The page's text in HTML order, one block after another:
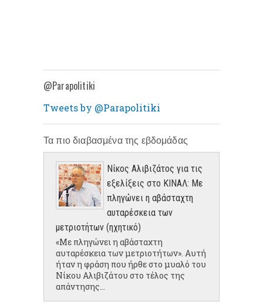
@Parapolitiki
Tweets by @Parapolitiki
Τα πιο διαβασμένα της εβδομάδας
Νίκος Αλιβιζάτος για τις
εξελίξεις στο ΚΙΝΑΛ: Με
πληγώνει η αβάσταχτη
αυταρέσκεια των
μετριοτήτων (ηχητικό)
«Με πληγώνει η αβάσταχτη
αυταρέσκεια των μετριοτήτων». Αυτή
ήταν η φράση που ήρθε στο μυαλό του
Νίκου Αλιβιζάτου στο τέλος της
απάντησης...